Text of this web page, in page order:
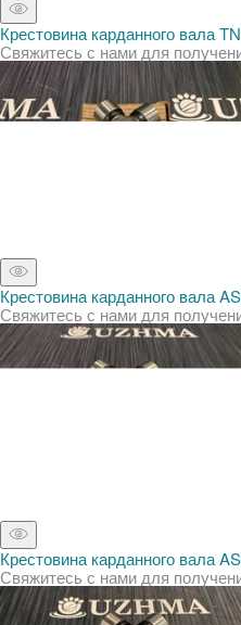
Крестовина карданного вала
Свяжитесь с нами для
Крестовина карданного вала
Свяжитесь с нами для
Крестовина карданного вала
Свяжитесь с нами для